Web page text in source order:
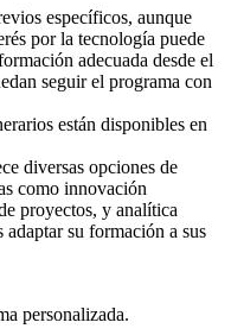
específicos, aunque
por la tecnología puede
adecuada desde el
seguir el programa con
están disponibles en
diversas opciones de
como innovación
proyectos, y analítica
adaptar su formación a sus
personalizada.